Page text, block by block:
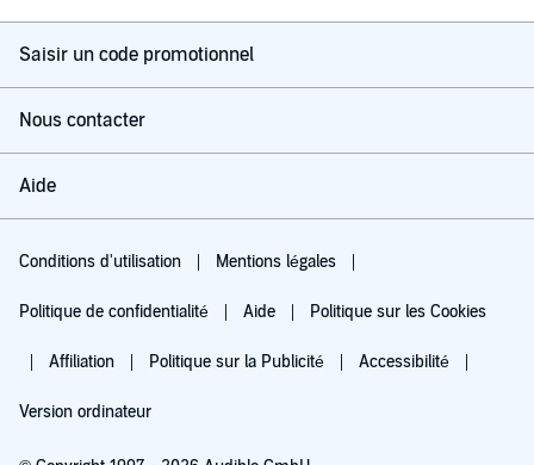
Saisir un code promotionnel
Nous contacter
Aide
Conditions d'utilisation Mentions légales
Politique de confidentialité Aide Politique sur les Cookies
Affiliation Politique sur la Publicité Accessibilité
Version ordinateur